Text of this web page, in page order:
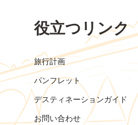
役立つリンク
旅行計画
パンフレット
デスティネーションガイド
お問い合わせ